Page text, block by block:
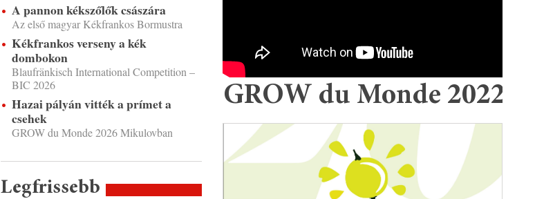
A pannon kékszőlők császára
Az első magyar Kékfrankos Bormustra
Kékfrankos verseny a kék
dombokon
Blaufränkisch International Competition –
BIC 2026
Hazai pályán vitték a prímet a
csehek
GROW du Monde 2026 Mikulovban
Legfrissebb
GROW du Monde 2022